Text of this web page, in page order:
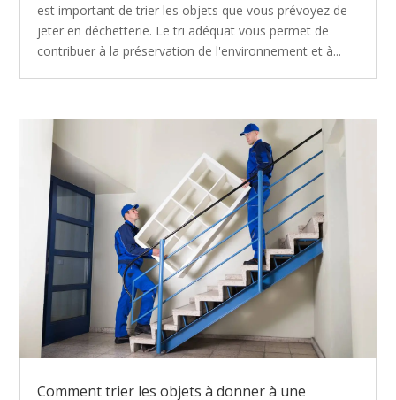
est important de trier les objets que vous prévoyez de
jeter en déchetterie. Le tri adéquat vous permet de
contribuer à la préservation de l'environnement et à...
Comment trier les objets à donner à une